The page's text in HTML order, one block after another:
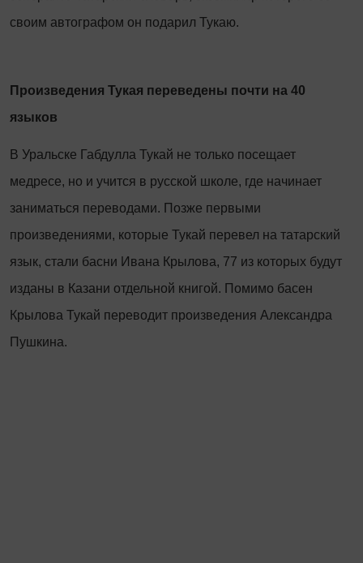
своим автографом он подарил Тукаю.
Произведения Тукая переведены почти на 40
языков
В Уральске Габдулла Тукай не только посещает
медресе, но и учится в русской школе, где начинает
заниматься переводами. Позже первыми
произведениями, которые Тукай перевел на татарский
язык, стали басни Ивана Крылова, 77 из которых будут
изданы в Казани отдельной книгой. Помимо басен
Крылова Тукай переводит произведения Александра
Пушкина.